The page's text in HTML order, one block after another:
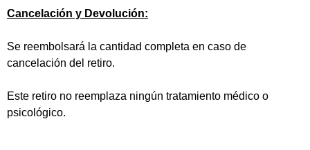
Cancelación y Devolución:
Se reembolsará la cantidad completa en caso de
cancelación del retiro.
Este retiro no reemplaza ningún tratamiento médico o
psicológico.